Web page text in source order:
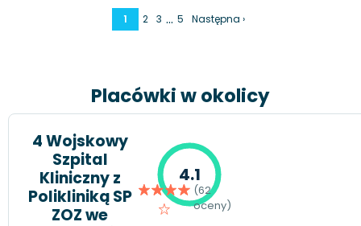
1 2 3 … 5 Następna ›
Placówki w okolicy
4 Wojskowy
Szpital
Kliniczny z
Polikliniką SP
ZOZ we
4.1
(62
oceny)